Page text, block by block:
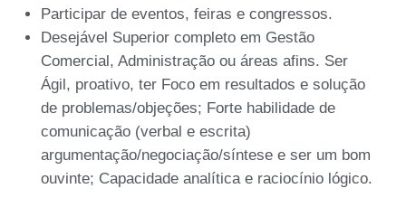
Participar de eventos, feiras e congressos.
Desejável Superior completo em Gestão
Comercial, Administração ou áreas afins. Ser
Ágil, proativo, ter Foco em resultados e solução
de problemas/objeções; Forte habilidade de
comunicação (verbal e escrita)
argumentação/negociação/síntese e ser um bom
ouvinte; Capacidade analítica e raciocínio lógico.